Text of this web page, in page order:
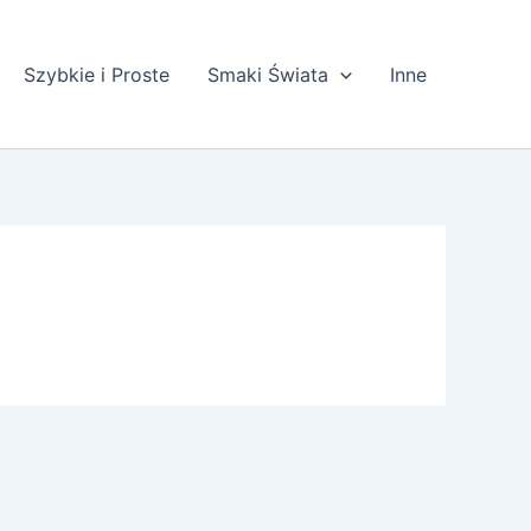
Szybkie i Proste Smaki Świata Inne